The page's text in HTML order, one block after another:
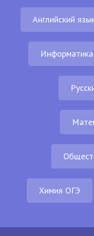
Английский
Информатика
Химия ОГЭ